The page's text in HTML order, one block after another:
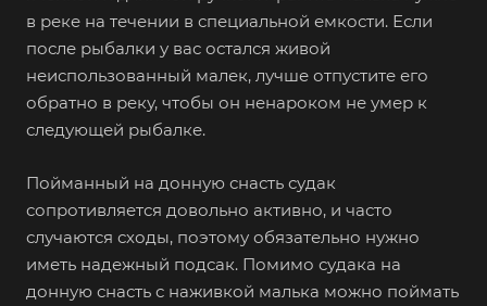
в реке на течении в специальной емкости. Если
после рыбалки у вас остался живой
неиспользованный малек, лучше отпустите его
обратно в реку, чтобы он ненароком не умер к
следующей рыбалке.
Пойманный на донную снасть судак
сопротивляется довольно активно, и часто
случаются сходы, поэтому обязательно нужно
иметь надежный подсак. Помимо судака на
донную снасть с наживкой малька можно поймать